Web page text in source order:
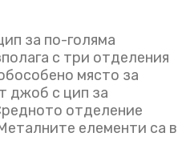
за по-голяма
с три отделения
място за
джоб с цип за
отделение
елементи са в